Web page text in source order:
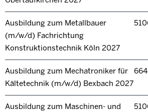
Ausbildung zum Metallbauer
(m/w/d) Fachrichtung
Konstruktionstechnik Köln 2027
Ausbildung zum Mechatroniker für
Kältetechnik (m/w/d) Bexbach 2027
Ausbildung zum Maschinen- und